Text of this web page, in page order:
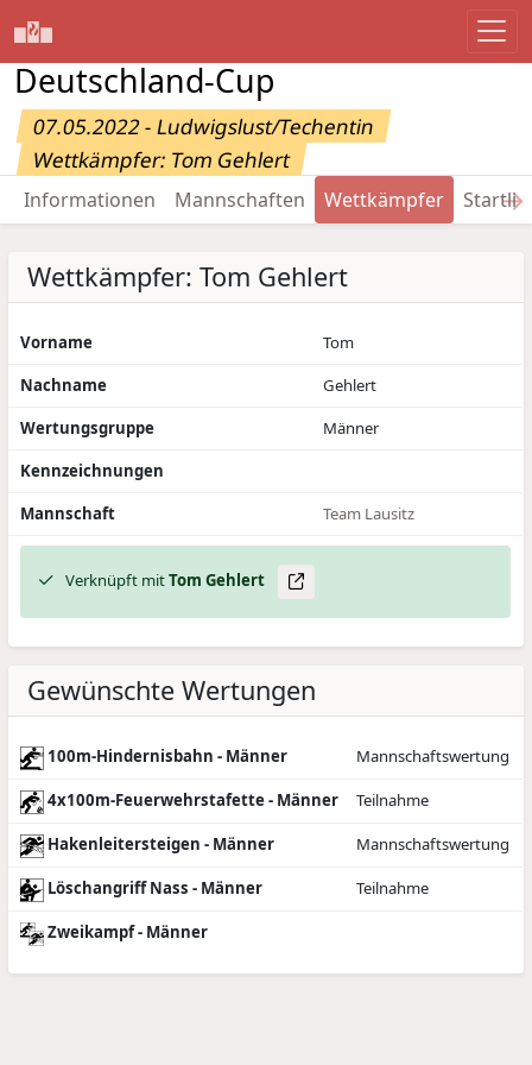
Deutschland-Cup
07.05.2022 - Ludwigslust/Techentin
Wettkämpfer: Tom Gehlert
Informationen Mannschaften Wettkämpfer →
Wettkämpfer: Tom Gehlert
Vorname
Tom
Nachname
Gehlert
Wertungsgruppe
Männer
Kennzeichnungen
Mannschaft
Team Lausitz
Verknüpft mitTom Gehlert
Gewünschte Wertungen
100m-Hindernisbahn - Männer Mannschaftswertung
4x100m-Feuerwehrstafette - Männer Teilnahme
Hakenleitersteigen - Männer Mannschaftswertung
Löschangriff Nass - Männer Teilnahme
Zweikampf - Männer